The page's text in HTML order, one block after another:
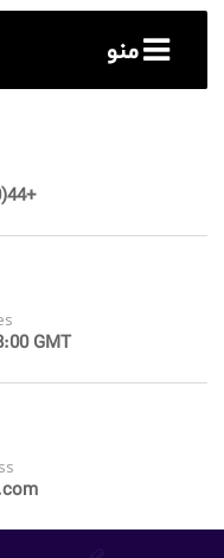
منو
+44(0)1273 725 577
GMT